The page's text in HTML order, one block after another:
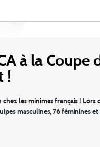
à la Coupe
!
les minimes français ! Lors
masculines, 76 féminines